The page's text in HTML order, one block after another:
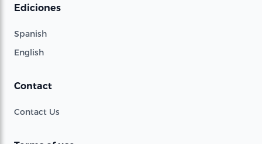
Ediciones
Spanish
English
Contact
Contact Us